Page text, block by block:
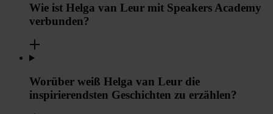
Wie ist Helga van Leur mit Speakers Academy
verbunden?
Worüber weiß Helga van Leur die
inspirierendsten Geschichten zu erzählen?